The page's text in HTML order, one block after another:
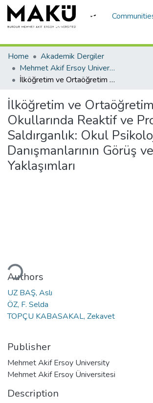
Home
Akademik Dergiler
Mehmet Akif Ersoy University Journal of Education Faculty
İlköğretim ve Ortaöğretim Okullarında Reaktif ve Proaktif Saldırganlık: Okul Psikolojik Danışmanlarının Görüş ve Yaklaşımları
İlköğretim ve Ortaöğretim
Okullarında Reaktif ve
Saldırganlık: Okul
Danışmanlarının Görüş ve
Yaklaşımları
Authors
UZ BAŞ, Aslı
ÖZ, F. Selda
TOPÇU KABASAKAL, Zekavet
Publisher
Mehmet Akif Ersoy University
Mehmet Akif Ersoy Üniversitesi
Description